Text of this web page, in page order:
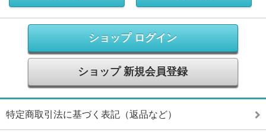
ショップ ログイン
ショップ 新規会員登録
特定商取引法に基づく表記（返品など）